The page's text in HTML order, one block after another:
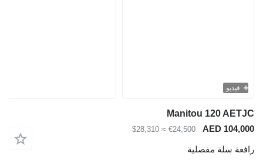
فيديو
Manitou 120 AETJC
AED 104,000
€24,500
≈ $28,310
رافعة سلة مفصلية